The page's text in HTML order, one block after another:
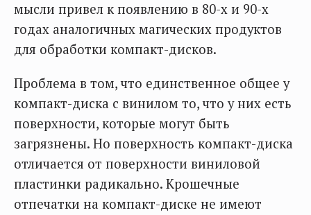
мысли привел к появлению в 80-х и 90-х
годах аналогичных магических продуктов
для обработки компакт-дисков.
Проблема в том, что единственное общее у
компакт-диска с винилом то, что у них есть
поверхности, которые могут быть
загрязнены. Но поверхность компакт-диска
отличается от поверхности виниловой
пластинки радикально. Крошечные
отпечатки на компакт-диске не имеют